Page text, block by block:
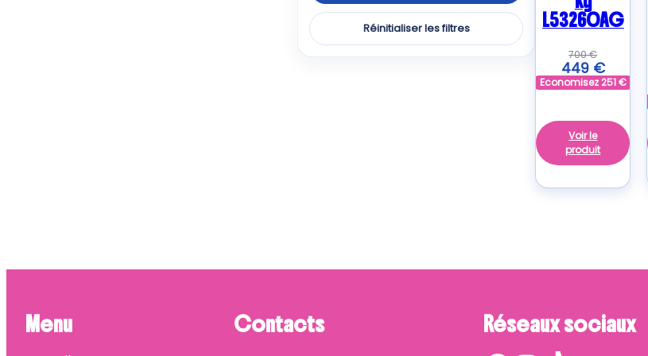
5 produits
Réinitialiser les filtres
L53260AG
700€
449 €
Economisez251€
Voir le
produit
Menu Contacts Réseaux sociaux